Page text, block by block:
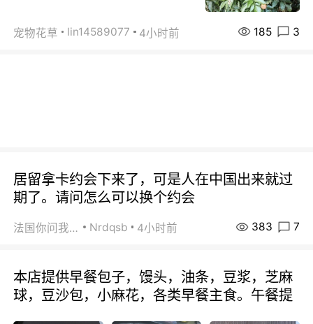
宠物花草 lin14589077 4小时前 185 3
居留拿卡约会下来了，可是人在中国出来就过
期了。请问怎么可以换个约会
法国你问我答 Nrdqsb 4小时前 383 7
本店提供早餐包子，馒头，油条，豆浆，芝麻
球，豆沙包，小麻花，各类早餐主食。午餐提